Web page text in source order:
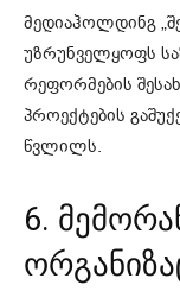
მედიაჰოლდინგ
უზრუნველყოფს
რეფორმების
პროექტების
წვლილს.
6.